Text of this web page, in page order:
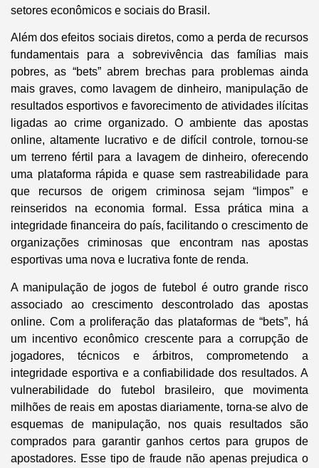
setores econômicos e sociais do Brasil.
Além dos efeitos sociais diretos, como a perda de recursos
fundamentais para a sobrevivência das famílias mais
pobres, as “bets” abrem brechas para problemas ainda
mais graves, como lavagem de dinheiro, manipulação de
resultados esportivos e favorecimento de atividades ilícitas
ligadas ao crime organizado. O ambiente das apostas
online, altamente lucrativo e de difícil controle, tornou-se
um terreno fértil para a lavagem de dinheiro, oferecendo
uma plataforma rápida e quase sem rastreabilidade para
que recursos de origem criminosa sejam “limpos” e
reinseridos na economia formal. Essa prática mina a
integridade financeira do país, facilitando o crescimento de
organizações criminosas que encontram nas apostas
esportivas uma nova e lucrativa fonte de renda.
A manipulação de jogos de futebol é outro grande risco
associado ao crescimento descontrolado das apostas
online. Com a proliferação das plataformas de “bets”, há
um incentivo econômico crescente para a corrupção de
jogadores, técnicos e árbitros, comprometendo a
integridade esportiva e a confiabilidade dos resultados. A
vulnerabilidade do futebol brasileiro, que movimenta
milhões de reais em apostas diariamente, torna-se alvo de
esquemas de manipulação, nos quais resultados são
comprados para garantir ganhos certos para grupos de
apostadores. Esse tipo de fraude não apenas prejudica o